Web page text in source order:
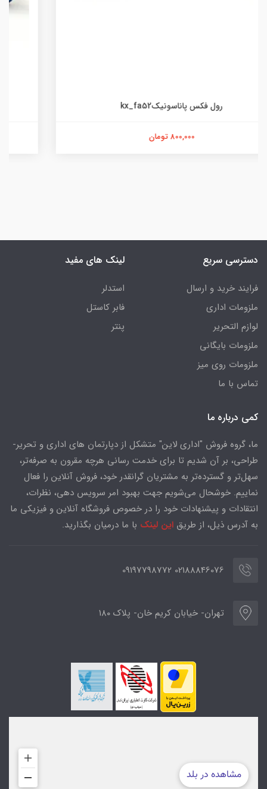
رول فکس حرارتی 210
دسترسی سریع
فرایند خرید و ارسال
ملزومات اداری
لوازم التحریر
ملزومات بایگانی
ملزومات روی میز
تماس با ما
لینک های مفید
استدلر
فابر کاستل
پنتر
کمی درباره ما
ما، گروه فروش "اداری لاین" متشکل از دپارتمان های اداری و تحریر-
طراحی، بر آن شدیم تا برای خدمت رسانی هرچه مقرون به صرفه‌تر،
سهل‌تر و گسترده‌تر به مشتریان گرانقدر خود، فروش آنلاین را فعال
نماییم. خوشحال می‌شویم جهت بهبود امر سرویس دهی، نظرات،
انتقادات و پیشنهادات خود را در خصوص فروشگاه آنلاین و فیزیکی ما
به آدرس ذیل، از طریق این لینک با ما درمیان بگذارید.
02188846076 09197798772
تهران- خیابان کریم خان- پلاک ۱۸۰